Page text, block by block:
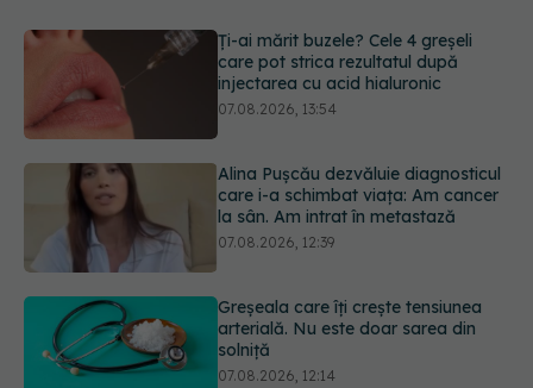
Alina Pușcău dezvăluie diagnosticul
care i-a schimbat viața: Am cancer
la sân. Am intrat în metastază
07.08.2026, 12:39
Greșeala care îți crește tensiunea
arterială. Nu este doar sarea din
solniță
07.08.2026, 12:14
Schimbare majoră la examenul de
medic specialist din 2026. Toți
candidații vor avea aceleași
subiecte